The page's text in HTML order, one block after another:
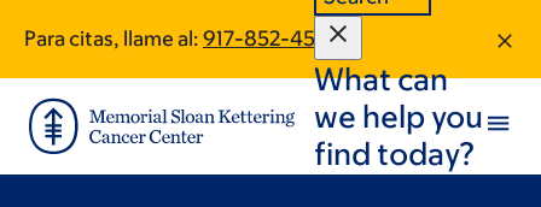
main
content
footer
Para citas, llame al: 917-852-4582
What can
we help you
find today?